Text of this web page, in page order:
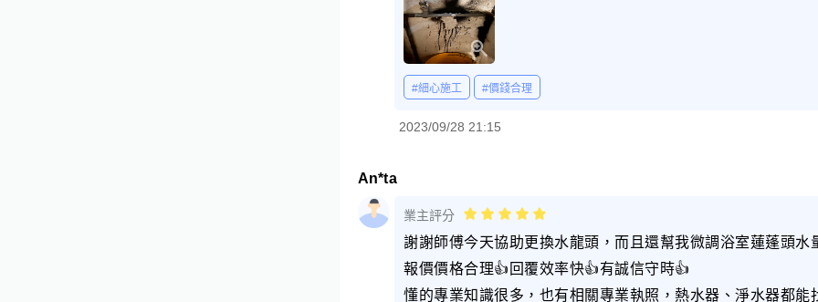
#細心施工 #價錢合理
2023/09/28 21:15
An*ta
業主評分
謝謝師傅今天協助更換水龍頭，而且還幫我微調浴室蓮蓬頭水
報價價格合理👍回覆效率快👍有誠信守時👍
懂的專業知識很多，也有相關專業執照，熱水器、淨水器都能